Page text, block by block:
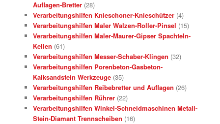
Auflagen-Bretter (28)
Verarbeitungshilfen Knieschoner-Knieschützer (4)
Verarbeitungshilfen Maler Walzen-Roller-Pinsel (15)
Verarbeitungshilfen Maler-Maurer-Gipser Spachteln-
Kellen (61)
Verarbeitungshilfen Messer-Schaber-Klingen (32)
Verarbeitungshilfen Porenbeton-Gasbeton-
Kalksandstein Werkzeuge (35)
Verarbeitungshilfen Reibebretter und Auflagen (26)
Verarbeitungshilfen Rührer (22)
Verarbeitungshilfen Winkel-Schneidmaschinen Metall-
Stein-Diamant Trennscheiben (16)